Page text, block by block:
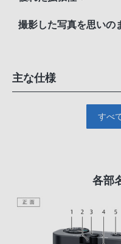
撮影した写真を思いの
主な仕様
すべ
各部